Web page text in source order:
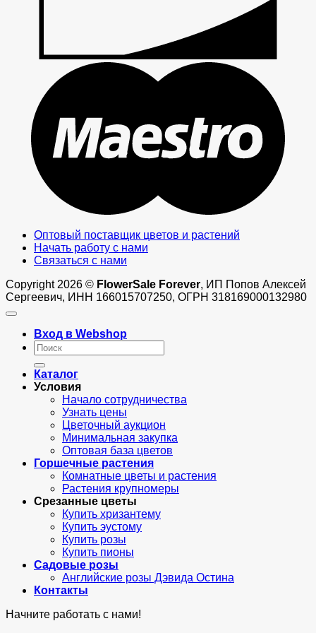
Оптовый поставщик цветов и растений
Начать работу с нами
Связаться с нами
Copyright 2026 © FlowerSale Forever, ИП Попов Алексей
Сергеевич, ИНН 166015707250, ОГРН 318169000132980
Вход в Webshop
Искать:
Каталог
Условия
Начало сотрудничества
Узнать цены
Цветочный аукцион
Минимальная закупка
Оптовая база цветов
Горшечные растения
Комнатные цветы и растения
Растения крупномеры
Срезанные цветы
Купить хризантему
Купить эустому
Купить розы
Купить пионы
Садовые розы
Английские розы Дэвида Остина
Контакты
Начните работать с нами!